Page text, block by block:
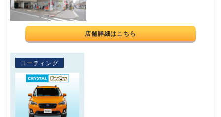
店舗詳細はこちら
コーティング